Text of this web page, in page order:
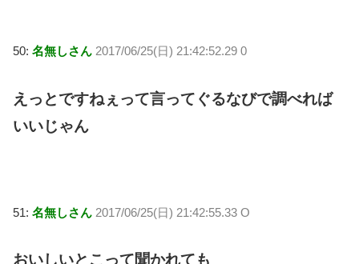
50: 名無しさん 2017/06/25(日) 21:42:52.29 0
えっとですねぇって言ってぐるなびで調べれば
いいじゃん
51: 名無しさん 2017/06/25(日) 21:42:55.33 O
おいしいとこって聞かれても